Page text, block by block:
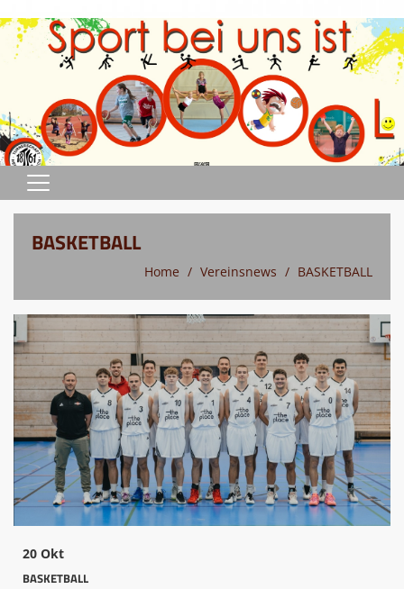
Home
Sportprogramm
Terminkalender
Verein
Sportstätten
Mitglied werden
Archive
TSH Fan Shop
Sportler/Mannschaft des Jahres
BASKETBALL
Home Vereinsnews BASKETBALL
20 Okt
BASKETBALL